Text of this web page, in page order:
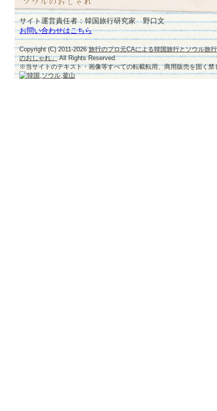
サイト運営責任者：韓国旅行研究家 野口文
お問い合わせはこちら
Copyright (C) 2011-2026旅行のプロ元CAによる韓国旅行とソウル旅
のおしゃれ」All Rights Reserved.
※当サイトのテキスト・画像等すべての転載転用、商用販売を固く禁